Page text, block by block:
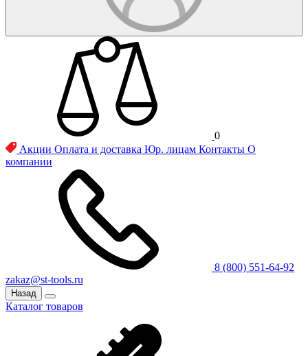
0
Акции Оплата и доставка Юр. лицам Контакты О
компании
8 (800) 551-64-92
zakaz@st-tools.ru
Назад
Каталог товаров